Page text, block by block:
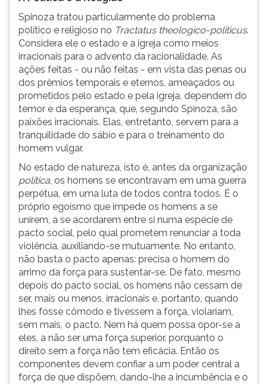
Spinoza tratou particularmente do problema
político e religioso no Tractatus theologico-politicus.
Considera ele o estado e a igreja como meios
irracionais para o advento da racionalidade. As
ações feitas - ou não feitas - em vista das penas ou
dos prêmios temporais e eternos, ameaçados ou
prometidos pelo estado e pela igreja, dependem do
temor e da esperança, que, segundo Spinoza, são
paixões irracionais. Elas, entretanto, servem para a
tranquilidade do sábio e para o treinamento do
homem vulgar.
No estado de natureza, isto é, antes da organização
política, os homens se encontravam em uma guerra
perpétua, em uma luta de todos contra todos. É o
próprio egoísmo que impede os homens a se
unirem, a se acordarem entre si numa espécie de
pacto social, pelo qual prometem renunciar a toda
violência, auxiliando-se mutuamente. No entanto,
não basta o pacto apenas: precisa o homem do
arrimo da força para sustentar-se. De fato, mesmo
depois do pacto social, os homens não cessam de
ser, mais ou menos, irracionais e, portanto, quando
lhes fosse cômodo e tivessem a força, violariam,
sem mais, o pacto. Nem há quem possa opor-se a
eles, a não ser uma força superior, porquanto o
direito sem a força não tem eficácia. Então os
componentes devem confiar a um poder central a
força de que dispõem, dando-lhe a incumbência e o